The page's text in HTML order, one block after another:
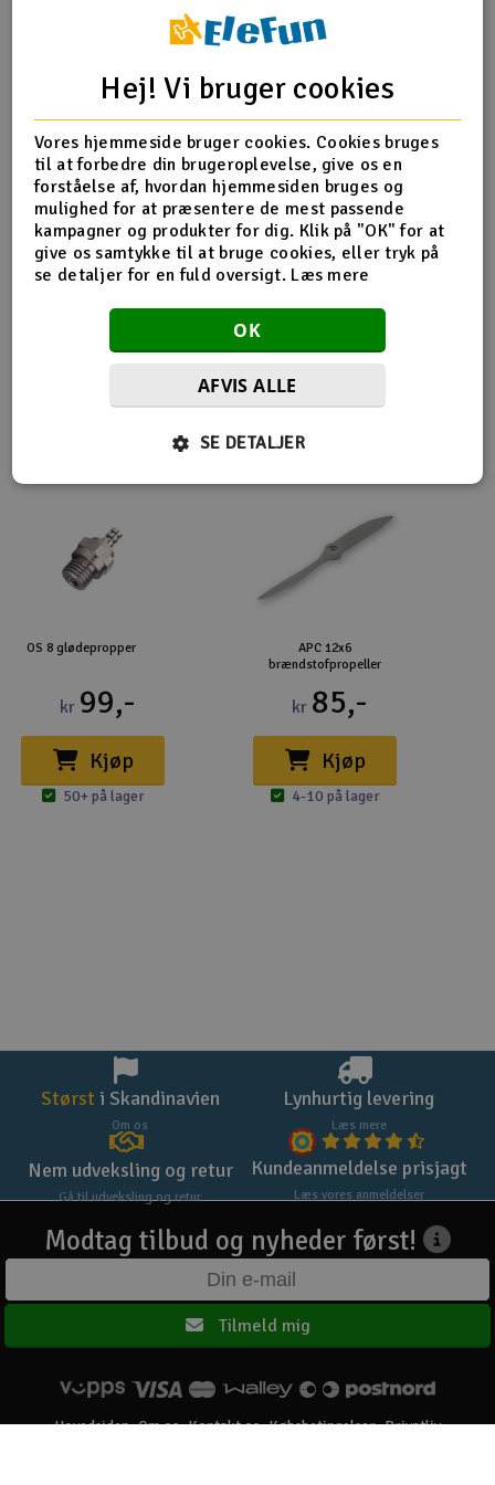
Radio udstyr
Raketter
Scooter & elkøretøj
Slot racing
Smarthjem, leg og hobby
Solenergi
Værktøj, udstyr og tilbehør
Produktinfo Tip din ven Anmeldelser
Produkt information
Brændstof kan hurtigt fylde ventil, DB807
Flere så også med
OS 8 glødepropper
kr 99,-
Kjøp
50+ på lager
APC 12x6
brændstofpropeller
kr 85,-
Kjøp
4-10 på lager
Størst i Skandinavien
Om os
Lynhurtig levering
Læs mere
Nem udveksling og retur
Gå til udveksling og retur
Kundeanmeldelse prisjagt
Læs vores anmeldelser
Modtag tilbud og nyheder først!
Tilmeld mig
Hovedsiden Om os Kontakt os Købsbetingelser Privatliv
Hej! Vi bruger cookies
Vores hjemmeside bruger cookies. Cookies bruges
til at forbedre din brugeroplevelse, give os en
forståelse af, hvordan hjemmesiden bruges og
mulighed for at præsentere de mest passende
kampagner og produkter for dig. Klik på "OK" for at
give os samtykke til at bruge cookies, eller tryk på
se detaljer for en fuld oversigt. Læs mere
OK
AFVIS ALLE
SE DETALJER